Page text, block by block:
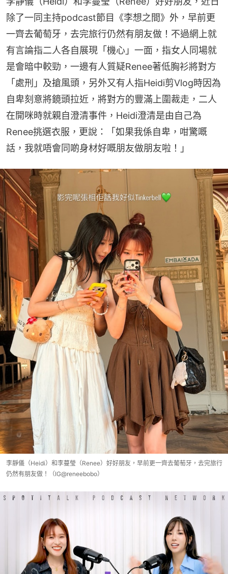
除了一同主持podcast節目《李想之間》外，早前更
一齊去葡萄牙，去完旅行仍然有朋友做！不過網上就
有言論指二人各自展現「機心」一面，指女人同場就
是會暗中較勁，一邊有人質疑Renee著低胸衫將對方
「處刑」及搶風頭，另外又有人指Heidi剪Vlog時因為
自卑刻意將鏡頭拉近，將對方的豐滿上圍裁走，二人
在開咪時就親自澄清事件，Heidi澄清是由自己為
Renee挑選衣服，更說：「如果我係自卑，咁驚嘅
話，我就唔會同啲身材好嘅朋友做朋友啦！」
李靜儀（Heidi）和李蔓瑩（Renee）好好朋友，早前更一齊去葡萄牙，去完旅行
仍然有朋友做！（IG@reneebobo）